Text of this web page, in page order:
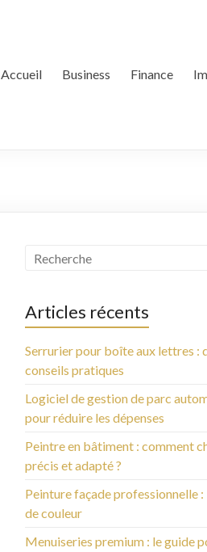
Accueil Business Finance
Articles récents
Serrurier pour boîte aux lettres :
conseils pratiques
Logiciel de gestion de parc
pour réduire les dépenses
Peintre en bâtiment : comment
précis et adapté ?
Peinture façade professionnelle :
de couleur
Menuiseries premium : le guide